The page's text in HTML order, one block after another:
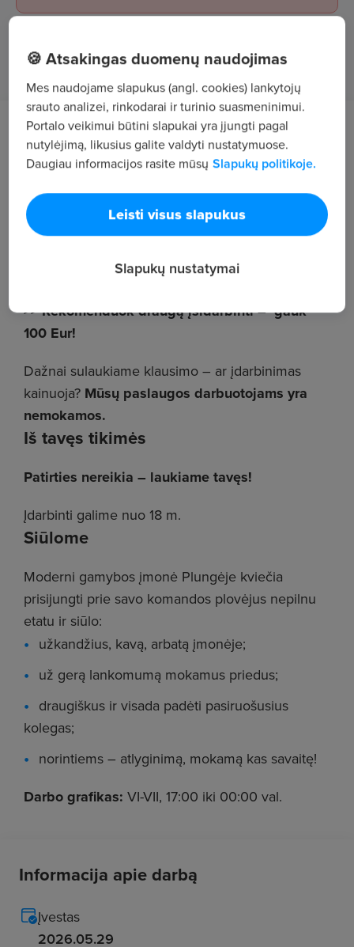
Žiūrėti skelbimus
Siūlome
Moderni gamybos įmonė Plungėje kviečia
prisijungti prie savo komandos plovėjus nepilnu
etatu ir siūlo:
užkandžius, kavą, arbatą įmonėje;
už gerą lankomumą mokamus priedus;
draugiškus ir visada padėti pasiruošusius
kolegas;
norintiems – atlyginimą, mokamą kas savaitę!
Darbo grafikas: VI-VII, 17:00 iki 00:00 val.
Iš tavęs tikimės
Patirties nereikia – laukiame tavęs!
Įdarbinti galime nuo 18 m.
Tavęs laukia
Gamybinės įrangos bei patalpų plovimas.
Sudomino? Registruokis arba susisiek su mumis
tel.+370 667 42240.
>> Rekomenduok draugą įsidarbinti – gauk
100 Eur!
Dažnai sulaukiame klausimo – ar įdarbinimas
kainuoja? Mūsų paslaugos darbuotojams yra
nemokamos.
Informacija apie darbą
Įvestas
2026.05.29
🍪 Atsakingas duomenų naudojimas
Mes naudojame slapukus (angl. cookies) lankytojų
srauto analizei, rinkodarai ir turinio suasmeninimui.
Portalo veikimui būtini slapukai yra įjungti pagal
nutylėjimą, likusius galite valdyti nustatymuose.
Daugiau informacijos rasite mūsų Slapukų politikoje.
Leisti visus slapukus
Slapukų nustatymai